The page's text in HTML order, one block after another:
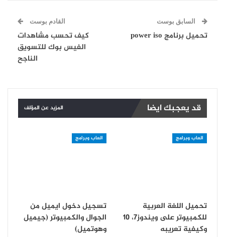
السابق بوست
تحميل برنامج power iso
القادم بوست
كيف تحسب مشاهدات
الفيس بوك للتسويق
الناجح
قد يعجبك ايضا المزيد عن المؤلف
العاب وبرامج
تحميل اللغة العربية
للكمبيوتر على ويندوز7، 10
وكيفية تعريبه
العاب وبرامج
تسجيل دخول ايميل من
الجوال والكمبيوتر (جيميل
وهوتميل)